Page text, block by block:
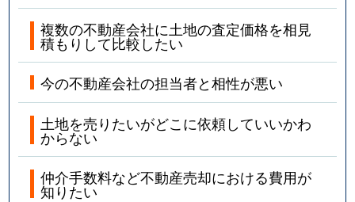
複数の不動産会社に土地の査定価格を相見
積もりして比較したい
今の不動産会社の担当者と相性が悪い
土地を売りたいがどこに依頼していいかわ
からない
仲介手数料など不動産売却における費用が
知りたい